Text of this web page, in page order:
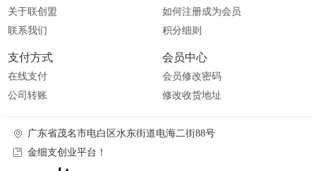
关于联创盟
联系我们
如何注册成为会员
积分细则
支付方式
在线支付
公司转账
会员中心
会员修改密码
修改收货地址
广东省茂名市电白区水东街道电海二街88号
金细支创业平台！